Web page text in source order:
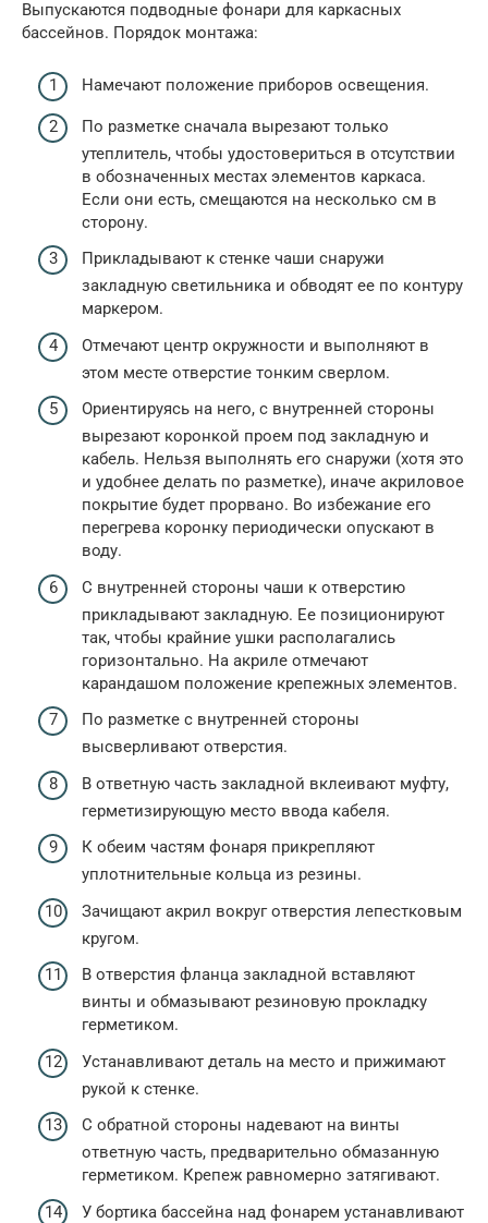
Выпускаются подводные фонари для каркасных
бассейнов. Порядок монтажа:
Намечают положение приборов освещения.
По разметке сначала вырезают только
утеплитель, чтобы удостовериться в отсутствии
в обозначенных местах элементов каркаса.
Если они есть, смещаются на несколько см в
сторону.
Прикладывают к стенке чаши снаружи
закладную светильника и обводят ее по контуру
маркером.
Отмечают центр окружности и выполняют в
этом месте отверстие тонким сверлом.
Ориентируясь на него, с внутренней стороны
вырезают коронкой проем под закладную и
кабель. Нельзя выполнять его снаружи (хотя это
и удобнее делать по разметке), иначе акриловое
покрытие будет прорвано. Во избежание его
перегрева коронку периодически опускают в
воду.
С внутренней стороны чаши к отверстию
прикладывают закладную. Ее позиционируют
так, чтобы крайние ушки располагались
горизонтально. На акриле отмечают
карандашом положение крепежных элементов.
По разметке с внутренней стороны
высверливают отверстия.
В ответную часть закладной вклеивают муфту,
герметизирующую место ввода кабеля.
К обеим частям фонаря прикрепляют
уплотнительные кольца из резины.
Зачищают акрил вокруг отверстия лепестковым
кругом.
В отверстия фланца закладной вставляют
винты и обмазывают резиновую прокладку
герметиком.
Устанавливают деталь на место и прижимают
рукой к стенке.
С обратной стороны надевают на винты
ответную часть, предварительно обмазанную
герметиком. Крепеж равномерно затягивают.
У бортика бассейна над фонарем устанавливают